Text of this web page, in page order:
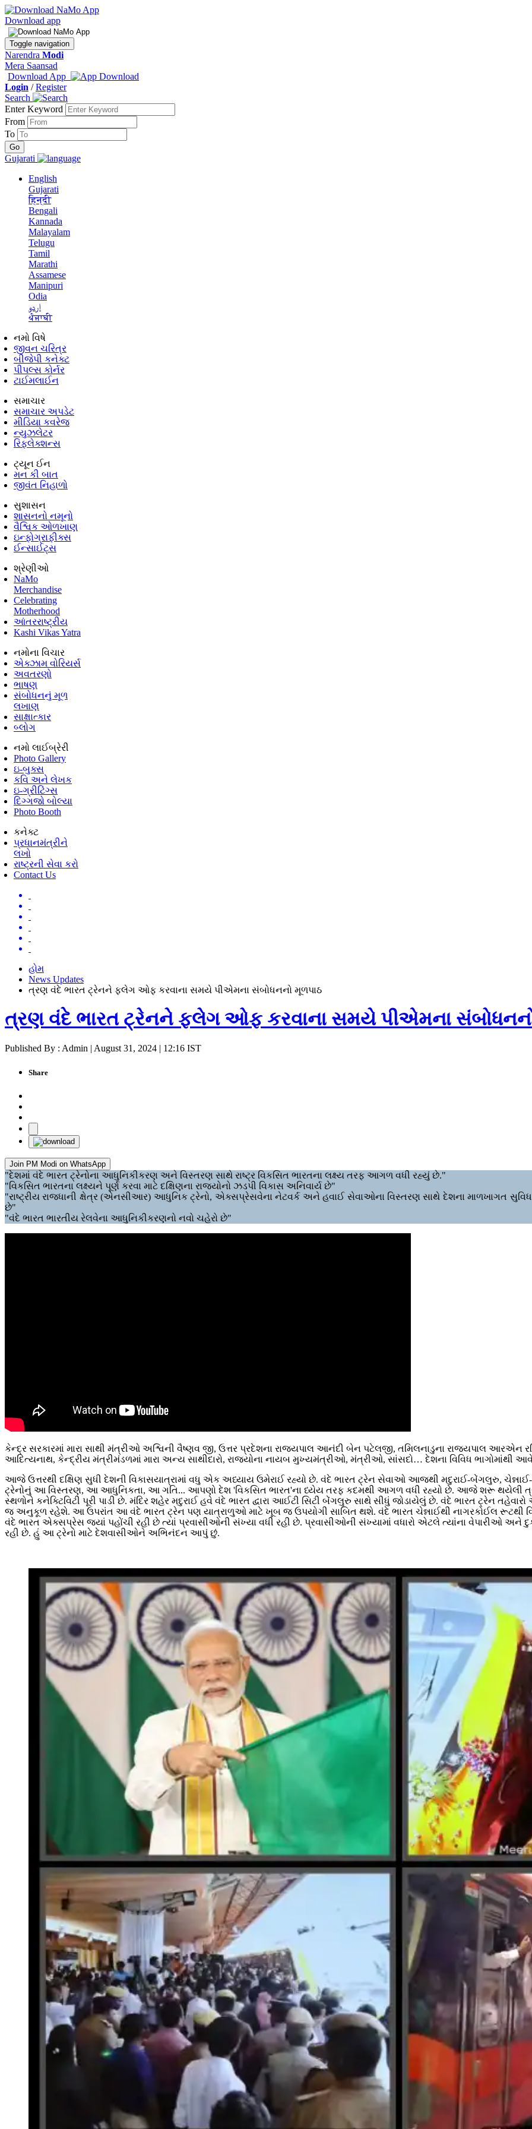
Download app
Toggle navigation
Narendra Modi
Mera Saansad
Download App
Login /Register
Search
Enter Keyword
From
To
Gujarati
English
Gujarati
हिन्दी
Bengali
Kannada
Malayalam
Telugu
Tamil
Marathi
Assamese
Manipuri
Odia
اردو
ਪੰਜਾਬੀ
નમો વિષે
જીવન ચરિત્ર
બીજેપી કનેક્ટ
પીપલ્સ કોર્નર
ટાઈમલાઈન
સમાચાર
સમાચાર અપડેટ
મીડિયા કવરેજ
ન્યુઝલેટર
રિફ્લેક્શન્સ
ટ્યૂન ઈન
મન કી બાત
જીવંત નિહાળો
સુશાસન
શાસનનો નમૂનો
વૈશ્વિક ઓળખાણ
ઇન્ફોગ્રાફીક્સ
ઈન્સાઈટ્સ
શ્રેણીઓ
NaMo
Merchandise
Celebrating
Motherhood
આંતરરાષ્ટ્રીય
Kashi Vikas Yatra
નમોના વિચાર
એક્ઝામ વોરિયર્સ
અવતરણો
ભાષણ
સંબોધનનું મૂળ
લખાણ
સાક્ષાત્કાર
બ્લોગ
નમો લાઈબ્રેરી
Photo Gallery
ઇ-બુક્સ
કવિ અને લેખક
ઇ-ગ્રીટિંગ્સ
દિગ્ગજો બોલ્યા
Photo Booth
કનેક્ટ
પ્રધાનમંત્રીને
લખો
રાષ્ટ્રની સેવા કરો
Contact Us
હોમ
News Updates
ત્રણ વંદે ભારત ટ્રેનને ફ્લેગ ઓફ કરવાના સમયે પીએમના સંબોધનનો મૂળપાઠ
ત્રણ વંદે ભારત ટ્રેનને ફ્લેગ ઓફ કરવાના સમયે પીએમના
Published By : Admin | August 31, 2024 | 12:16 IST
Share
Join PM Modi on WhatsApp
"દેશમાં વંદે ભારત ટ્રેનોના આધુનિકીકરણ અને વિસ્તરણ સાથે રાષ્ટ્ર વિકસિત ભારતના લક્ષ્ય તરફ આગળ વધી રહ્યું છે."
"વિકસિત ભારતના લક્ષ્યને પૂર્ણ કરવા માટે દક્ષિણના રાજ્યોનો ઝડપી વિકાસ અનિવાર્ય છે"
"રાષ્ટ્રીય રાજધાની ક્ષેત્ર (એનસીઆર) આધુનિક ટ્રેનો, એક્સપ્રેસવેના નેટવર્ક અને હવાઈ સેવાઓના વિસ્તરણ સાથે દેશના માળખાગત
છે"
"વંદે ભારત ભારતીય રેલવેના આધુનિકીકરણનો નવો ચહેરો છે"
કેન્દ્ર સરકારમાં મારા સાથી મંત્રીઓ અશ્વિની વૈષ્ણવ જી, ઉત્તર પ્રદેશના રાજ્યપાલ આનંદી બેન પટેલજી, તમિલનાડુના રાજ્યપાલ આરએન
આદિત્યનાથ, કેન્દ્રીય મંત્રીમંડળમાં મારા અન્ય સાથીદારો, રાજ્યોના નાયબ મુખ્યમંત્રીઓ, મંત્રીઓ, સાંસદો… દેશના વિવિધ
આજે ઉત્તરથી દક્ષિણ સુધી દેશની વિકાસયાત્રામાં વધુ એક અધ્યાય ઉમેરાઈ રહ્યો છે. વંદે ભારત ટ્રેન સેવાઓ આજથી મદુરાઈ-બેંગલુરુ,
ટ્રેનોનું આ વિસ્તરણ, આ આધુનિકતા, આ ગતિ... આપણો દેશ 'વિકસિત ભારત'ના ધ્યેય તરફ કદમથી આગળ વધી રહ્યો છે. આજે શરૂ થયેલી
સ્થળોને કનેક્ટિવિટી પૂરી પાડી છે. મંદિર શહેર મદુરાઈ હવે વંદે ભારત દ્વારા આઈટી સિટી બેંગલુરુ સાથે સીધું જોડાયેલું છે. વંદે ભારત ટ્રેન
જ અનુકૂળ રહેશે. આ ઉપરાંત આ વંદે ભારત ટ્રેન પણ યાત્રાળુઓ માટે ખૂબ જ ઉપયોગી સાબિત થશે. વંદે ભારત ચેન્નાઈથી નાગરકોઈલ રૂટથી
વંદે ભારત એક્સપ્રેસ જ્યાં પહોંચી રહી છે ત્યાં પ્રવાસીઓની સંખ્યા વધી રહી છે. પ્રવાસીઓની સંખ્યામાં વધારો એટલે ત્યાંના વેપારીઓ અને
રહી છે. હું આ ટ્રેનો માટે દેશવાસીઓને અભિનંદન આપું છું.